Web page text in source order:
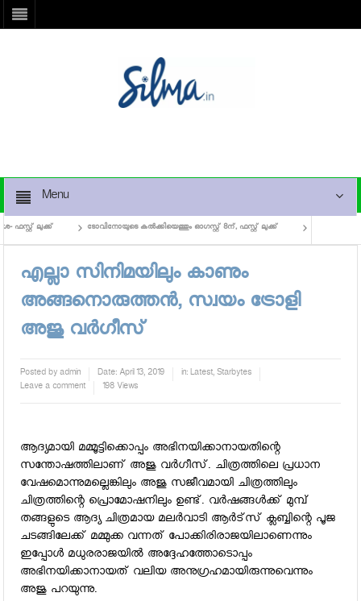
Menu
ലുക്ക് ടോവിനോയുടെ കല്‍ക്കിയെത്തും ഓഗസ്റ്റ് 8ന്, ഫസ്റ്റ് ലുക്ക് എബിസിഡി
എല്ലാ സിനിമയിലും കാണും
അങ്ങനൊരുത്തന്‍, സ്വയം ട്രോളി
അജു വര്‍ഗീസ്
Posted byadmin Date: April 13, 2019 in:Latest,Starbytes
Leave a comment
198 Views
ആദ്യമായി മമ്മൂട്ടിക്കൊപ്പം അഭിനയിക്കാനായതിന്റെ
സന്തോഷത്തിലാണ് അജു വര്‍ഗീസ്. ചിത്രത്തിലെ പ്രധാന
വേഷമൊന്നുമല്ലെങ്കിലും അജു സജീവമായി ചിത്രത്തിലും
ചിത്രത്തിന്റെ പ്രൊമോഷനിലും ഉണ്ട്. വര്‍ഷങ്ങള്‍ക്ക് മുമ്പ്
തങ്ങളുടെ ആദ്യ ചിത്രമായ മലര്‍വാടി ആര്‍ട്‌സ് ക്ലബ്ബിന്റെ പൂജ
ചടങ്ങിലേക്ക് മമ്മുക്ക വന്നത് പോക്കിരിരാജയിലാണെന്നും
ഇപ്പോള്‍ മധുരരാജയില്‍ അദ്ദേഹത്തോടൊപ്പം
അഭിനയിക്കാനായത് വലിയ അനുഗ്രഹമായിരുന്നുവെന്നും
അജു പറയുന്നു.